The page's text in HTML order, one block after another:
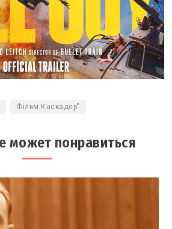
Фільм Каскадер"
может понравиться